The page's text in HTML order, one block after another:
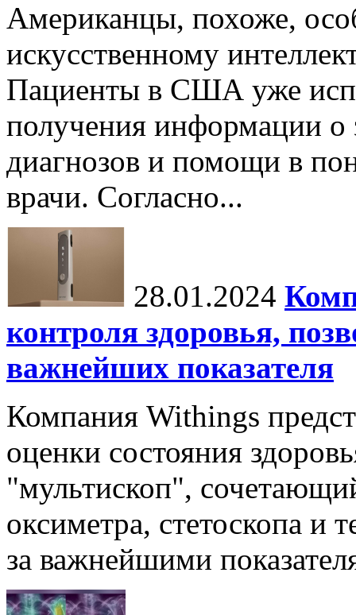
Американцы, похоже,
искусственному
Пациенты в США уже
получения информации о
диагнозов и помощи в
врачи. Согласно...
28.01.2024
контроля здоровья,
важнейших показателя
Компания Withings
оценки состояния
"мультископ",
оксиметра, стетоскопа и
за важнейшими